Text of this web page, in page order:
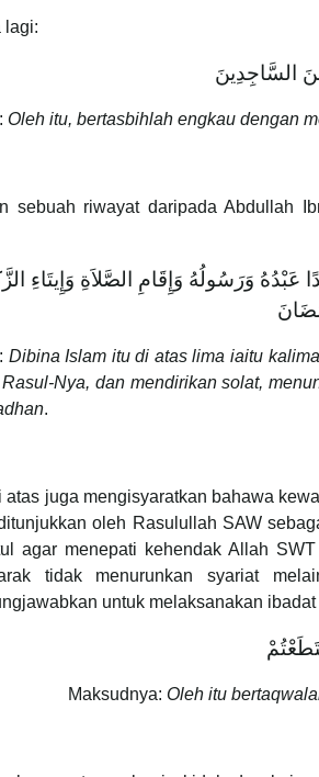
lagi:
السَّاجِدِينَ
Oleh itu, bertasbihlah engkau dengan
sebuah riwayat daripada Abdullah
وَرَسُولُهُ وَإِقَامِ الصَّلاَةِ وَإِيتَاءِ
Dibina Islam itu di atas lima iaitu
Nya, dan mendirikan solat,
.
atas juga mengisyaratkan bahawa
oleh Rasulullah SAW
agar menepati kehendak Allah
tidak menurunkan syariat
untuk melaksanakan
Maksudnya: Oleh itu